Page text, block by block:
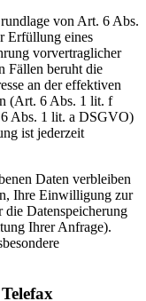
von Art. 6 Abs.
Erfüllung eines
vorvertraglicher
Fällen beruht die
an der effektiven
(Art. 6 Abs. 1 lit. f
Abs. 1 lit. a DSGVO)
ist jederzeit
Daten verbleiben
Ihre Einwilligung zur
Datenspeicherung
Ihrer Anfrage).